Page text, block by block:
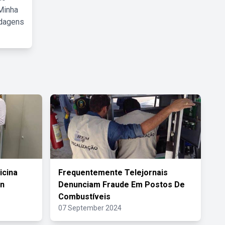
Frequentemente Telejornais
Denunciam Fraude Em Postos De
Combustíveis
07 September 2024